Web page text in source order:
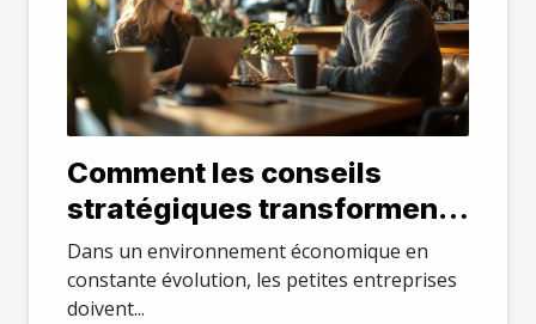
Comment les conseils
stratégiques transforment-
ils les petites entreprises ?
Dans un environnement économique en
constante évolution, les petites entreprises
doivent...